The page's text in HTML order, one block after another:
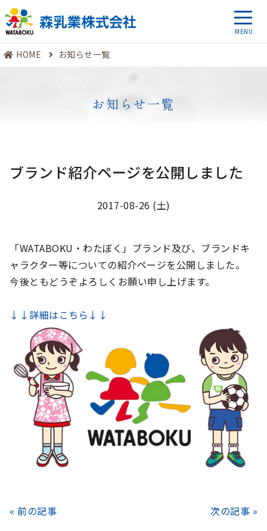
HOME お知らせ一覧
お知らせ一覧
ブランド紹介ページを公開しました
2017-08-26 (土)
「WATABOKU・わたぼく」ブランド及び、ブランドキ
ャラクター等についての紹介ページを公開しました。
今後ともどうぞよろしくお願い申し上げます。
↓↓詳細はこちら↓↓
« 前の記事 次の記事 »